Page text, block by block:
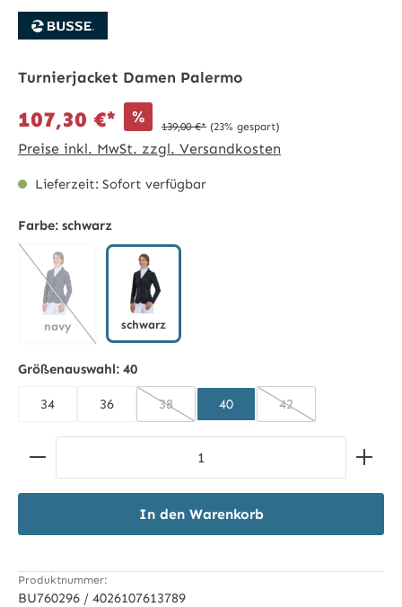
Turnierjacket Damen Palermo
107,30 €* % 139,00 €* (23% gespart)
Preise inkl. MwSt. zzgl. Versandkosten
Lieferzeit: Sofort verfügbar
Farbe: schwarz
navy schwarz
Größenauswahl: 40
34 36 38
(Diese Option ist zurzeit nicht verfügbar.)
40 42
(Diese Option ist
Produkt Anzahl: Gib den gewünschten Wert ein
In den Warenkorb
Produktnummer:
BU760296 / 4026107613789